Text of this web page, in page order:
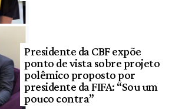
Presidente da CBF expõe
ponto de vista sobre projeto
polêmico proposto por
presidente da FIFA: “Sou um
pouco contra”